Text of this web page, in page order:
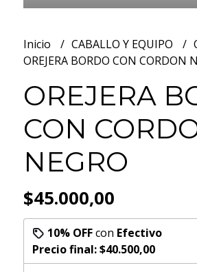
Inicio CABALLO Y EQUIPO
OREJERA BORDO CON CORDON
OREJERA
CON
NEGRO
$45.000,00
10% OFFcon Efectivo
Precio final:$40.500,00